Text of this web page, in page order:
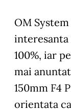
OM
interesanta
100%, iar
mai
150mm F4
orientata